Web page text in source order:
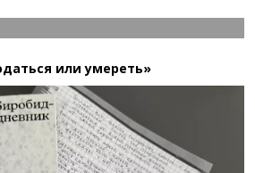
или умереть»